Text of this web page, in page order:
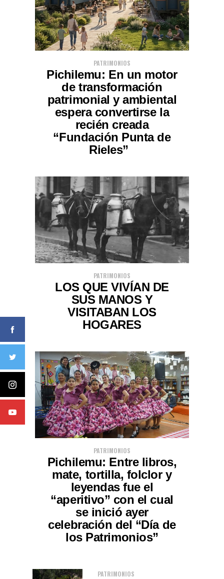
PATRIMONIOS
Pichilemu: En un motor
de transformación
patrimonial y ambiental
espera convertirse la
recién creada
“Fundación Punta de
Rieles”
PATRIMONIOS
LOS QUE VIVÍAN DE
SUS MANOS Y
VISITABAN LOS
HOGARES
PATRIMONIOS
Pichilemu: Entre libros,
mate, tortilla, folclor y
leyendas fue el
“aperitivo” con el cual
se inició ayer
celebración del “Día de
los Patrimonios”
PATRIMONIOS